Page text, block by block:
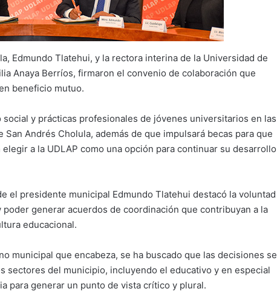
Edmundo Tlatehui, y la rectora interina de la Universidad de
Anaya Berríos, firmaron el convenio de colaboración que
beneficio mutuo.
y prácticas profesionales de jóvenes universitarios en las
Andrés Cholula, además de que impulsará becas para que
a la UDLAP como una opción para continuar su desarrollo
el presidente municipal Edmundo Tlatehui destacó la voluntad
generar acuerdos de coordinación que contribuyan a la
educacional.
municipal que encabeza, se ha buscado que las decisiones se
sectores del municipio, incluyendo el educativo y en especial
para generar un punto de vista crítico y plural.